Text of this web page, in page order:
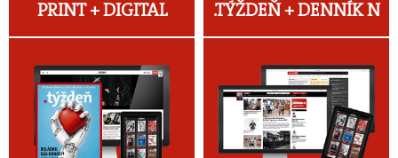
PRINT + DIGITAL .TÝŽDEŇ +DENNÍK N